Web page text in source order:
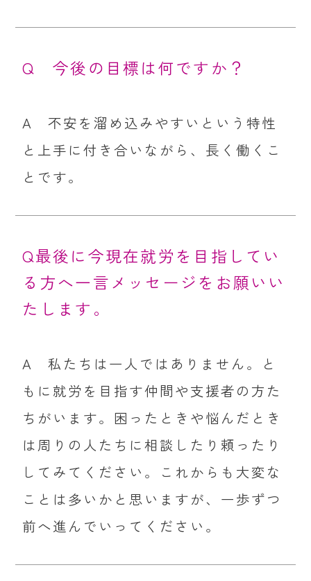
Q 今後の目標は何ですか？
A 不安を溜め込みやすいという特性
と上手に付き合いながら、長く働くこ
とです。
Q最後に今現在就労を目指してい
る方へ一言メッセージをお願いい
たします。
A 私たちは一人ではありません。と
もに就労を目指す仲間や支援者の方た
ちがいます。困ったときや悩んだとき
は周りの人たちに相談したり頼ったり
してみてください。これからも大変な
ことは多いかと思いますが、一歩ずつ
前へ進んでいってください。